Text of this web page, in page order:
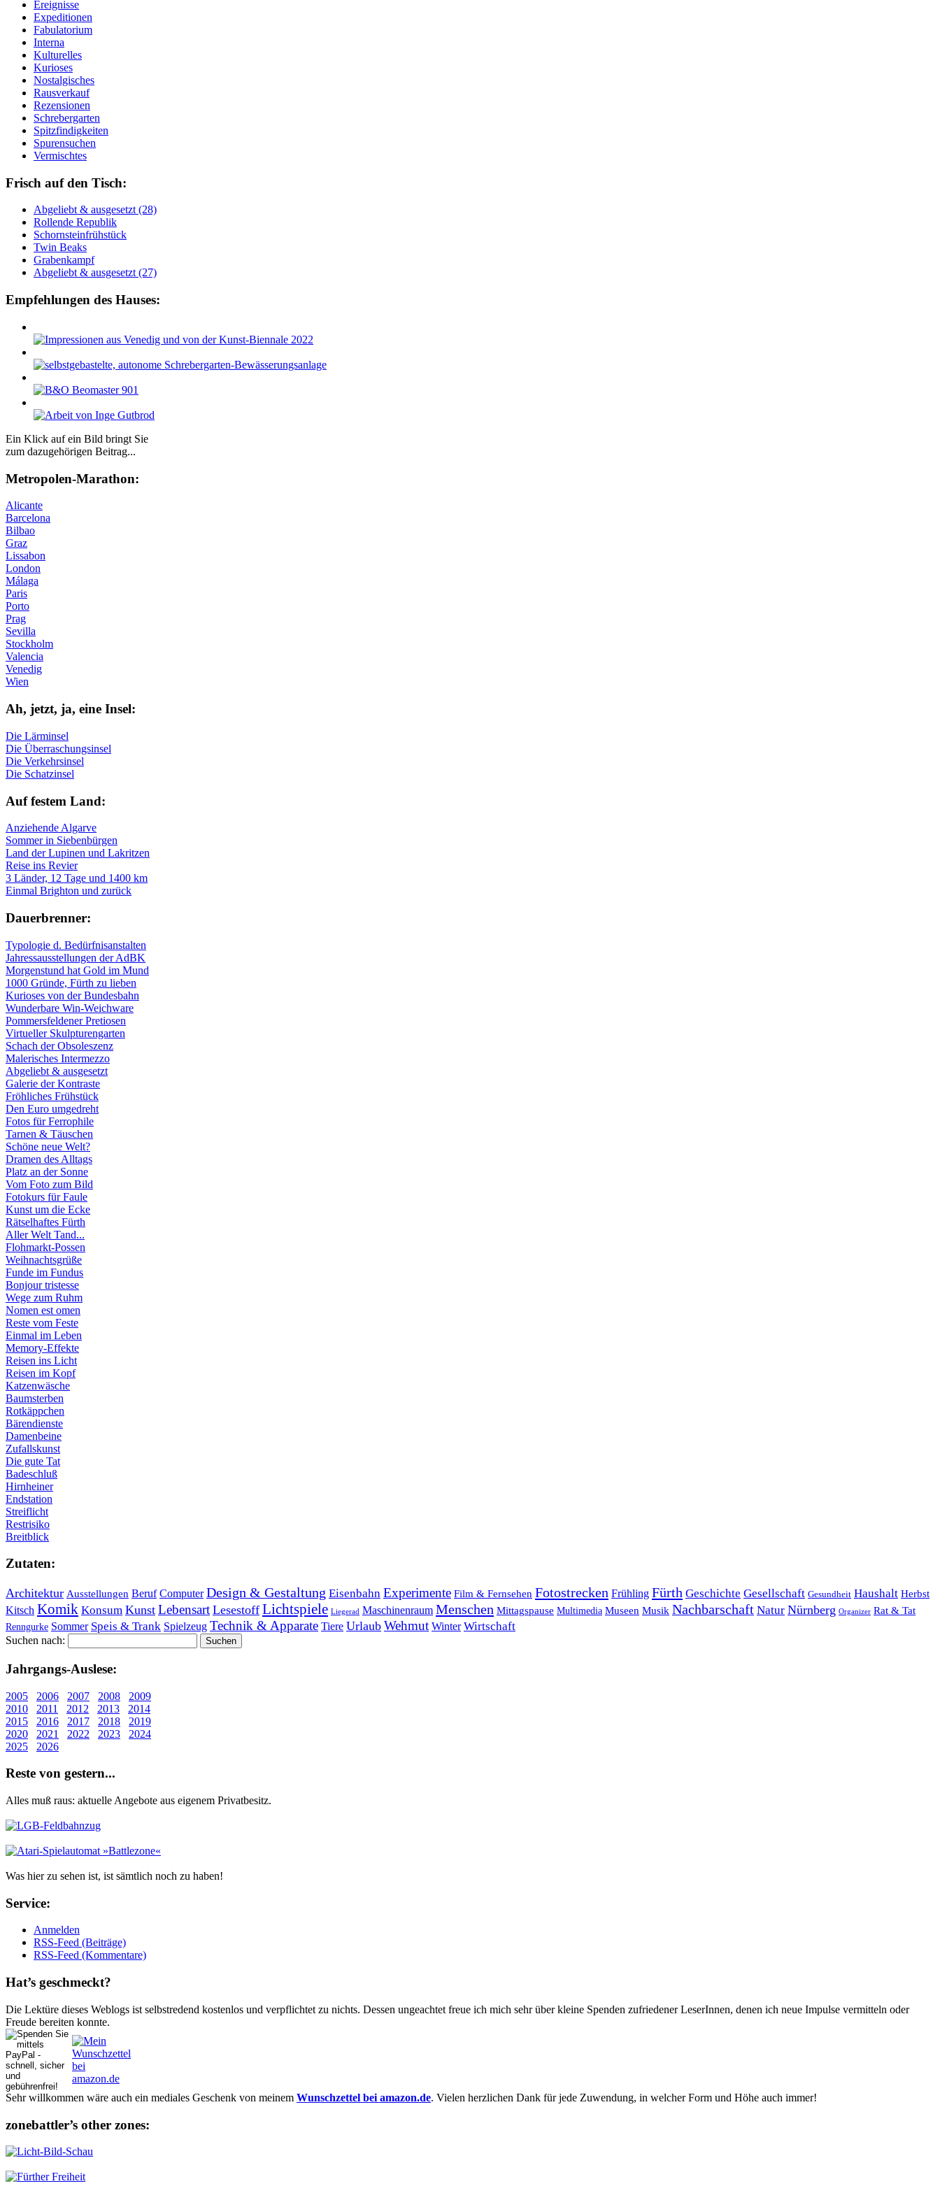
Ereignisse
Expeditionen
Fabulatorium
Interna
Kulturelles
Kurioses
Nostalgisches
Rausverkauf
Rezensionen
Schrebergarten
Spitzfindigkeiten
Spurensuchen
Vermischtes
Frisch auf den Tisch:
Ab­ge­liebt & aus­ge­setzt (28)
Rol­len­de Re­pu­blik
Schorn­stein­früh­stück
Twin Beaks
Gra­ben­kampf
Ab­ge­liebt & aus­ge­setzt (27)
Empfehlungen des Hauses:
Ein Klick auf ein Bild bringt Sie
zum dazugehörigen Beitrag...
Me­tro­po­len-Ma­ra­thon:
Alicante
Barcelona
Bilbao
Graz
Lissabon
London
Málaga
Paris
Porto
Prag
Sevilla
Stockholm
Valencia
Venedig
Wien
Ah, jetzt, ja, ei­ne In­sel:
Die Lärminsel
Die Überraschungsinsel
Die Verkehrsinsel
Die Schatzinsel
Auf fe­stem Land:
Anziehende Algarve
Sommer in Siebenbürgen
Land der Lupinen und Lakritzen
Reise ins Revier
3 Länder, 12 Tage und 1400 km
Einmal Brighton und zurück
Dau­er­bren­ner:
Typologie d. Bedürfnisanstalten
Jahressausstellungen der AdBK
Morgenstund hat Gold im Mund
1000 Gründe, Fürth zu lieben
Kurioses von der Bundesbahn
Wunderbare Win-Weichware
Pommersfeldener Pretiosen
Virtueller Skulpturengarten
Schach der Obsoleszenz
Malerisches Intermezzo
Abgeliebt & ausgesetzt
Galerie der Kontraste
Fröhliches Frühstück
Den Euro umgedreht
Fotos für Ferrophile
Tarnen & Täuschen
Schöne neue Welt?
Dramen des Alltags
Platz an der Sonne
Vom Foto zum Bild
Fotokurs für Faule
Kunst um die Ecke
Rätselhaftes Fürth
Aller Welt Tand...
Flohmarkt-Possen
Weihnachtsgrüße
Funde im Fundus
Bonjour tristesse
Wege zum Ruhm
Nomen est omen
Reste vom Feste
Einmal im Leben
Memory-Effekte
Reisen ins Licht
Reisen im Kopf
Katzenwäsche
Baumsterben
Rotkäppchen
Bärendienste
Damenbeine
Zufallskunst
Die gute Tat
Badeschluß
Hirnheiner
Endstation
Streiflicht
Restrisiko
Breitblick
Zu­ta­ten:
Architektur Ausstellungen Beruf Computer Design & Gestaltung Eisenbahn Experimente Film & Fernsehen Fotostrecken Frühling Fürth Geschichte Gesellschaft Gesundheit Haushalt Herbst
Kitsch Komik Konsum Kunst Lebensart Lesestoff Lichtspiele Liegerad Maschinenraum Menschen Mittagspause Multimedia Museen Musik Nachbarschaft Natur Nürnberg Organizer Rat & Tat
Renngurke Sommer Speis & Trank Spielzeug Technik & Apparate Tiere Urlaub Wehmut Winter Wirtschaft
Suchen nach:
Jahr­gangs-Aus­le­se:
2005 2006 2007 2008
2009
2010
2011 2012 2013
2014
2015
2016 2017 2018
2019
2020
2021 2022 2023
2024
2025
2026
Re­ste von ge­stern...
Alles muß raus: aktuelle An­ge­bo­te aus eigenem Privatbesitz.
Was hier zu sehen ist, ist sämt­lich noch zu haben!
Ser­vice:
Anmelden
RSS-Feed (Beiträge)
RSS-Feed (Kommentare)
Hat’s ge­schmeckt?
Die Lektüre dieses Weblogs ist selbstredend kostenlos und ver­pflich­tet zu nichts. Dessen un­ge­achtet freue ich mich sehr über kleine Spenden zufriedener Le­serInnen, denen ich neue Im­pul­se vermitteln oder
Freude bereiten konnte.
Sehr willkommen wäre auch ein mediales Geschenk von meinem Wunschzettel bei amazon.de. Vielen herzlichen Dank für jede Zuwendung, in welcher Form und Höhe auch immer!
zonebattler’s other zo­nes: